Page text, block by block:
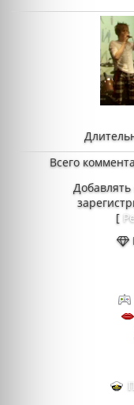
Всего
[